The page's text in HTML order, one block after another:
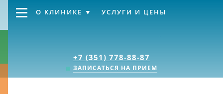
+7 (351) 778-88-87
ЗАПИСАТЬСЯ НА ПРИЕМ
О КЛИНИКЕ УСЛУГИ И ЦЕНЫ